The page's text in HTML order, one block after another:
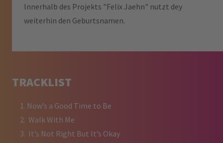
Innerhalb des Projekts "Felix Jaehn" nutzt dey
weiterhin den Geburtsnamen.
TRACKLIST
⁠Now’s a Good Time to Be
Walk With Me
It’s Not Right But It’s Okay